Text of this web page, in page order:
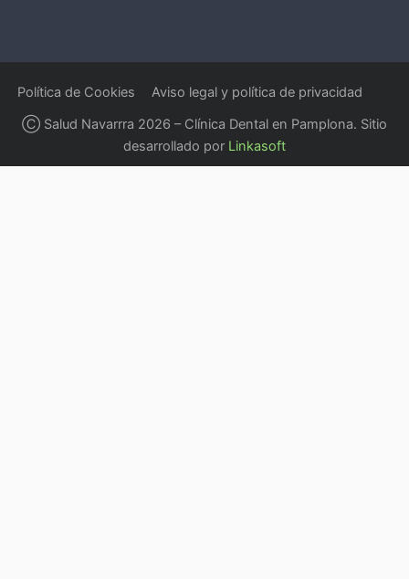
Ⓒ Salud Navarrra 2026 – Clínica Dental en Pamplona. Sitio
desarrollado por Linkasoft
Política de Cookies Aviso legal y política de privacidad